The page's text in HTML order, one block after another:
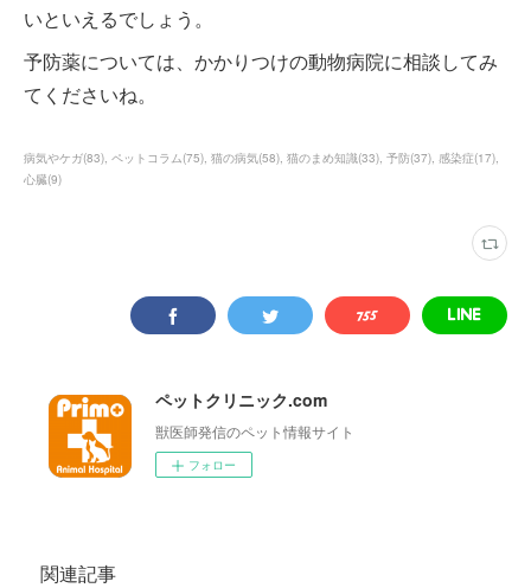
いといえるでしょう。
予防薬については、かかりつけの動物病院に相談してみ
てくださいね。
病気やケガ(83) ペットコラム(75) 猫の病気(58) 猫のまめ知識(33) 予防(37) 感染症(17)
心臓(9)
ペットクリニック.com
獣医師発信のペット情報サイト
フォロー
関連記事